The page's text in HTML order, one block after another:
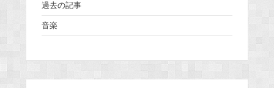
過去の記事
音楽